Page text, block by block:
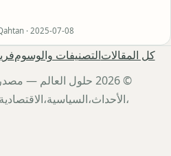
· 2025-07-08
كل المقالاتالتصنيفات والوسوم
© 2026 حلول العالم —